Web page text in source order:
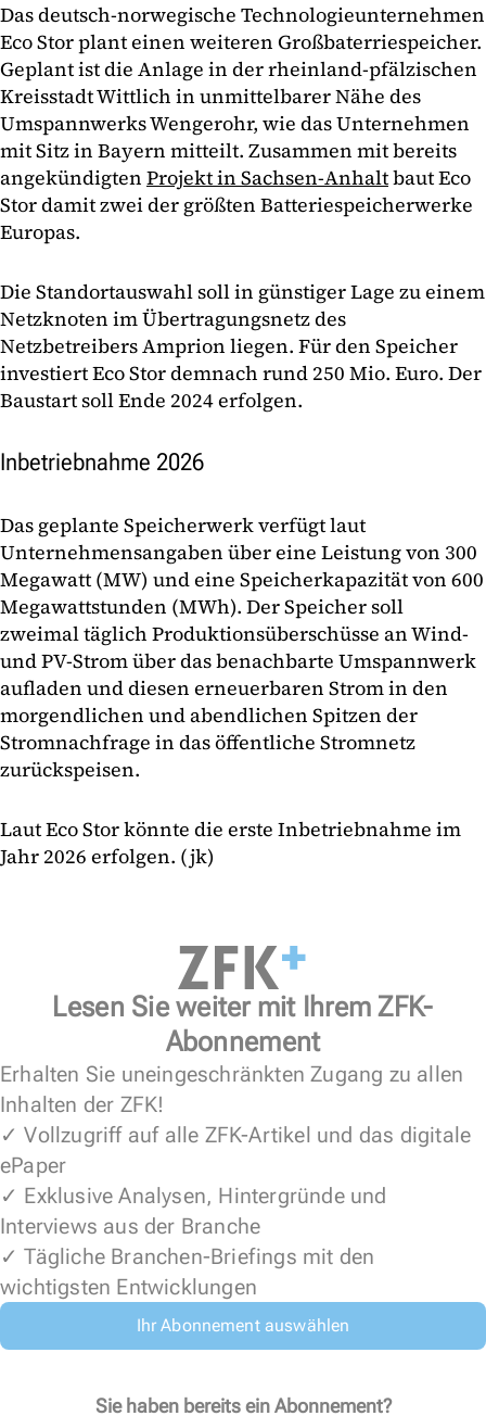
Das deutsch-norwegische Technologieunternehmen
Eco Stor plant einen weiteren Großbaterriespeicher.
Geplant ist die Anlage in der rheinland-pfälzischen
Kreisstadt Wittlich in unmittelbarer Nähe des
Umspannwerks Wengerohr, wie das Unternehmen
mit Sitz in Bayern mitteilt. Zusammen mit bereits
angekündigten Projekt in Sachsen-Anhaltbaut Eco
Stor damit zwei der größten Batteriespeicherwerke
Europas.
Die Standortauswahl soll in günstiger Lage zu einem
Netzknoten im Übertragungsnetz des
Netzbetreibers Amprion liegen. Für den Speicher
investiert Eco Stor demnach rund 250 Mio. Euro. Der
Baustart soll Ende 2024 erfolgen.
Inbetriebnahme 2026
Das geplante Speicherwerk verfügt laut
Unternehmensangaben über eine Leistung von 300
Megawatt (MW) und eine Speicherkapazität von 600
Megawattstunden (MWh). Der Speicher soll
zweimal täglich Produktionsüberschüsse an Wind-
und PV-Strom über das benachbarte Umspannwerk
aufladen und diesen erneuerbaren Strom in den
morgendlichen und abendlichen Spitzen der
Stromnachfrage in das öffentliche Stromnetz
zurückspeisen.
Laut Eco Stor könnte die erste Inbetriebnahme im
Jahr 2026 erfolgen. (jk)
Lesen Sie weiter mit Ihrem ZFK-
Abonnement
Erhalten Sie uneingeschränkten Zugang zu allen
Inhalten der ZFK!
✓ Vollzugriff auf alle ZFK-Artikel und das digitale
ePaper
✓ Exklusive Analysen, Hintergründe und
Interviews aus der Branche
✓ Tägliche Branchen-Briefings mit den
wichtigsten Entwicklungen
Ihr Abonnement auswählen
Sie haben bereits ein Abonnement?